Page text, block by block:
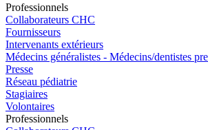
Professionnels
Collaborateurs CHC
Fournisseurs
Intervenants extérieurs
Médecins généralistes - Médecins/dentistes
Presse
Réseau pédiatrie
Stagiaires
Volontaires
Professionnels